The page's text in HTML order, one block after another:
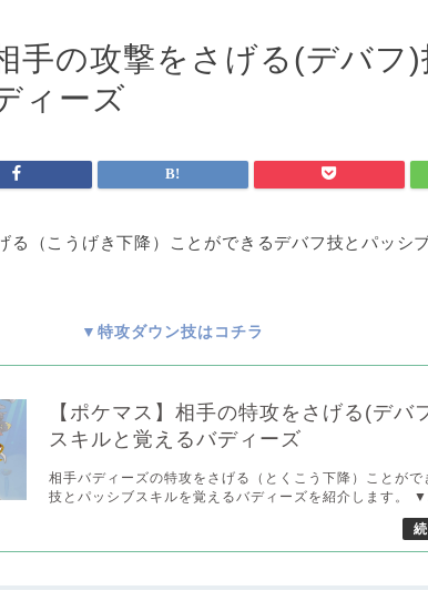
手の攻撃をさげる(デバフ
ィーズ
る（こうげき下降）
ことができるデバフ技とパッシ
▼特攻ダウン技はコチラ
【ポケマス】相手の特攻をさげる(デバ
スキルと覚えるバディーズ
相手バディーズの特攻をさげる（とくこう下降）ことがで
技とパッシブスキルを覚えるバディーズを紹介します。 ▼